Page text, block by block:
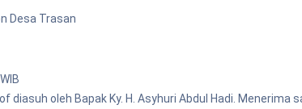
Desa Trasan
diasuh oleh Bapak Ky. H. Asyhuri Abdul Hadi. Menerima